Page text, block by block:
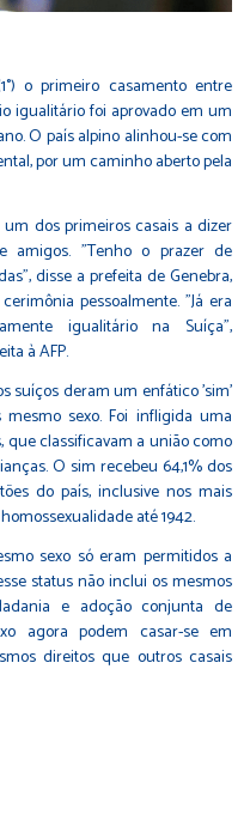
o primeiro casamento entre
igualitário foi aprovado em um
O país alpino alinhou-se com
por um caminho aberto pela
dos primeiros casais a dizer
amigos. "Tenho o prazer de
disse a prefeita de Genebra,
pessoalmente. "Já era
igualitário na Suíça",
à AFP.
suíços deram um enfático 'sim'
sexo. Foi infligida uma
que classificavam a união como
O sim recebeu 64,1% dos
do país, inclusive nos mais
até 1942.
sexo só eram permitidos a
status não inclui os mesmos
e adoção conjunta de
agora podem casar-se em
direitos que outros casais